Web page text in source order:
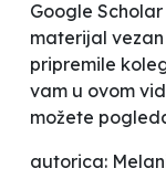
Google
materijal
pripremile
vam u ovom
možete
autorica: